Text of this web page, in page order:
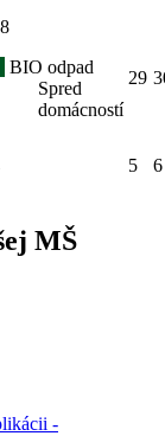
BIO odpad
Spred
domácností
29
5
6
MŠ
-